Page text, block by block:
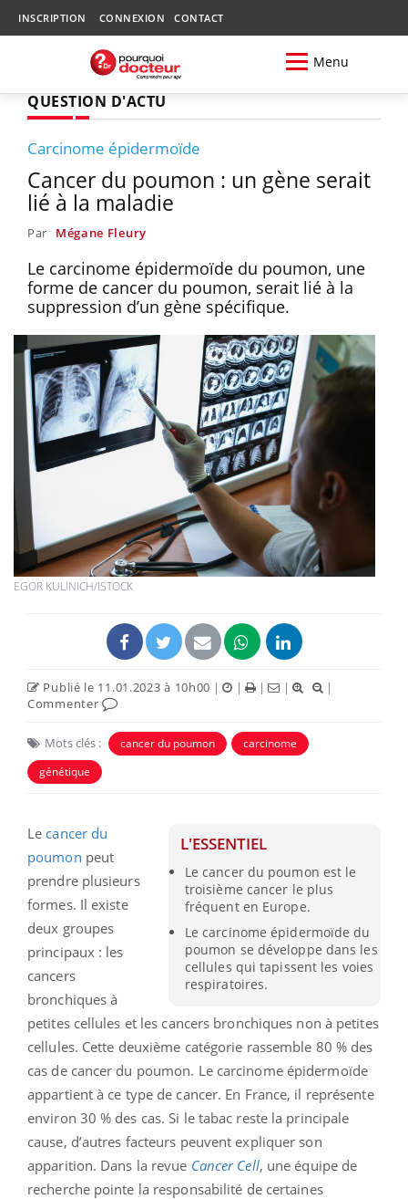
INSCRIPTION CONNEXION CONTACT
Menu
QUESTION D'ACTU
Carcinome épidermoïde
Cancer du poumon : un gène serait
lié à la maladie
Par Mégane Fleury
Le carcinome épidermoïde du poumon, une
forme de cancer du poumon, serait lié à la
suppression d’un gène spécifique.
EGOR KULINICH/ISTOCK
Publié le 11.01.2023 à 10h00 | | | |
|
Commenter
Mots clés : cancer du poumon
carcinome
génétique
L'ESSENTIEL
Le cancer du poumon est le
troisième cancer le plus
fréquent en Europe.
Le carcinome épidermoïde du
poumon se développe dans les
cellules qui tapissent les voies
respiratoires.
Le cancer du
poumon peut
prendre plusieurs
formes. Il existe
deux groupes
principaux : les
cancers
bronchiques à
petites cellules et les cancers bronchiques non à petites
cellules. Cette deuxième catégorie rassemble 80 % des
cas de cancer du poumon. Le carcinome épidermoïde
appartient à ce type de cancer. En France, il représente
environ 30 % des cas. Si le tabac reste la principale
cause, d’autres facteurs peuvent expliquer son
apparition. Dans la revue Cancer Cell, une équipe de
recherche pointe la responsabilité de certaines